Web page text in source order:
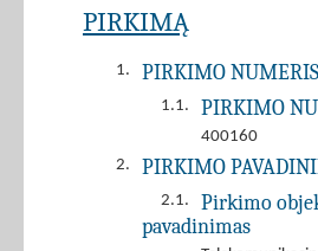
PIRKIMĄ
1. PIRKIMO NUMERIS
1.1. PIRKIMO
400160
2.
PIRKIMO
2.1.
Pirkimo
pavadinimas